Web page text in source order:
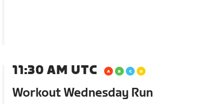
11:30 AM UTC
Workout Wednesday Run